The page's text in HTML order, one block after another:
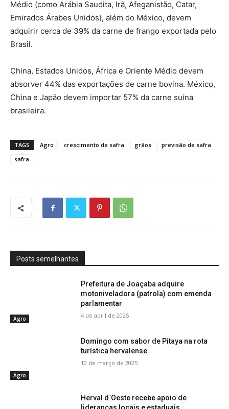
Médio (como Arábia Saudita, Irã, Afeganistão, Catar,
Emirados Árabes Unidos), além do México, devem
adquirir cerca de 39% da carne de frango exportada pelo
Brasil.
China, Estados Unidos, África e Oriente Médio devem
absorver 44% das exportações de carne bovina. México,
China e Japão devem importar 57% da carne suína
brasileira.
TAGS Agro crescimento de safra grãos
previsão de safra
safra
Posts semelhantes
Agro
Prefeitura de Joaçaba adquire
motoniveladora (patrola) com emenda
parlamentar
4 de abril de 2025
Agro
Domingo com sabor de Pitaya na rota
turística hervalense
10 de março de 2025
Herval d`Oeste recebe apoio de